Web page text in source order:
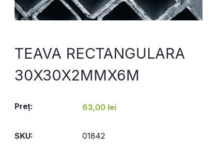
TEAVA RECTANGULARA
30X30X2MMX6M
Preţ: 63,00 lei
SKU: 01842